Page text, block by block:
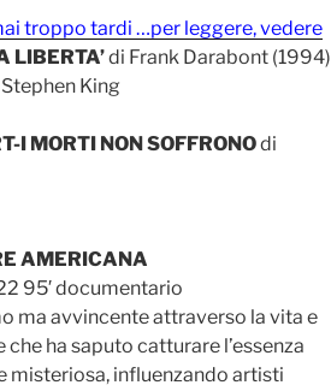
troppo tardi …per leggere, vedere
LIBERTA’di Frank Darabont (1994)
King
I MORTI NON SOFFRONOdi
AMERICANA
95′ documentario
ma avvincente attraverso la vita e
ha saputo catturare l’essenza
misteriosa, influenzando artisti